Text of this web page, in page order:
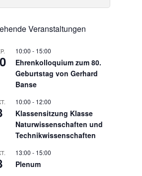
Veranstaltungen
10:00 - 15:00
Ehrenkolloquium zum 80.
Geburtstag von Gerhard
Banse
10:00 - 12:00
Klassensitzung Klasse
Naturwissenschaften und
Technikwissenschaften
13:00 - 15:00
Plenum